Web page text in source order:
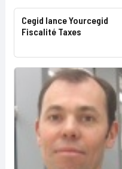
Cegid lance Yourcegid
Fiscalité Taxes